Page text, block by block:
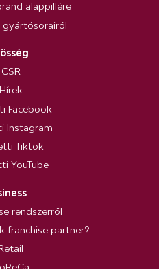
alappillére
gyártósorairól
CSR
Hírek
Facebook
Instagram
Tiktok
YouTube
rendszerről
franchise partner?